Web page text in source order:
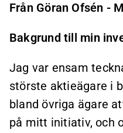
Från Göran Ofsén -
Bakgrund till min
Jag var ensam
störste aktieägare i
bland övriga ägare
på mitt initiativ, och